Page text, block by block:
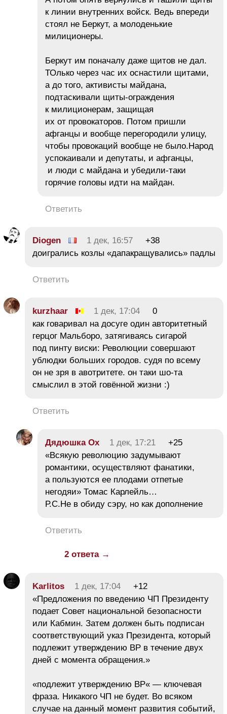
к линии внутренних войск. Ведь впереди
стоял не Беркут, а молоденькие
милиционеры.
Беркут им поначалу даже щитов не дал.
ТОлько через час их оснастили щитами,
а до того, активисты майдана,
подтаскивали щиты-ограждения
к милиционерам, защищая
их от провокаторов. Потом пришли
афганцы и вообще перегородили улицу,
чтобы провокаций вообще не было.Народ
успокаивали и депутаты, и афганцы,
и люди с майдана и убедили-таки
горячие головы идти на майдан.
Ответить
Diogen 1 дек, 16:57
+38
доигрались козлы «дапакращувались» падлы
Ответить
kurzhaar 1 дек, 17:04
0
как говаривал на досуге один авторитетный
герцог Мальборо, затягиваясь сигарой
под пинту виски: Революции совершают
ублюдки больших городов. судя по всему
он не зря в авотритете. он таки шо-та
смыслил в этой говённой жизни :)
Ответить
Дядюшка Ох 1 дек, 17:21
+25
«Всякую революцию задумывают
романтики, осуществляют фанатики,
а пользуются ее плодами отпетые
негодяи» Томас Карлейль…
Р.С.Не в обиду сэру, но как дополнение
Ответить
2 ответа →
Karlitos 1 дек, 17:04
+12
«Предложения по введению ЧП Президенту
подает Совет национальной безопасности
или Кабмин. Затем должен быть подписан
соответствующий указ Президента, который
подлежит утверждению ВР в течение двух
дней с момента обращения.»
«подлежит утверждению ВР« — ключевая
фраза. Никакого ЧП не будет. Во всяком
случае на данный момент развития событий,